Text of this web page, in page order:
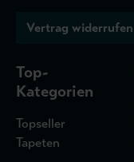
Vertrag widerrufen
Top-
Kategorien
Topseller
Tapeten